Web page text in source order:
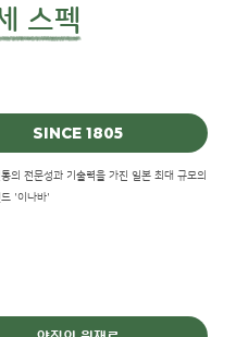
스펙
SINCE 1805
의 전문성과 기술력을 가진 일본 최대 규모의
'이나바'